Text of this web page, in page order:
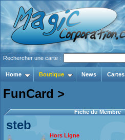
Rechercher une carte :
Home Boutique News Cartes
FunCard >
Fiche du Membre
steb
Hors Ligne